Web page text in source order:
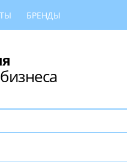
БРЕНДЫ
бизнеса